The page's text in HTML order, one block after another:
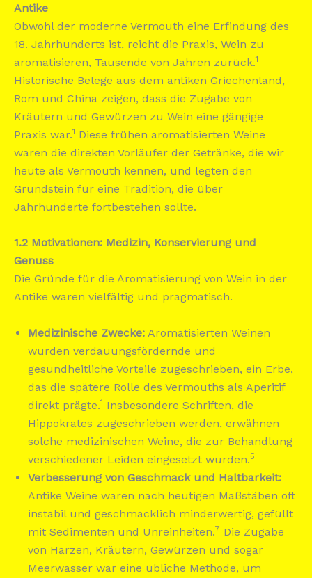
Antike
Obwohl der moderne Vermouth eine Erfindung des
18. Jahrhunderts ist, reicht die Praxis, Wein zu
aromatisieren, Tausende von Jahren zurück.1
Historische Belege aus dem antiken Griechenland,
Rom und China zeigen, dass die Zugabe von
Kräutern und Gewürzen zu Wein eine gängige
Praxis war.1 Diese frühen aromatisierten Weine
waren die direkten Vorläufer der Getränke, die wir
heute als Vermouth kennen, und legten den
Grundstein für eine Tradition, die über
Jahrhunderte fortbestehen sollte.
1.2 Motivationen: Medizin, Konservierung und
Genuss
Die Gründe für die Aromatisierung von Wein in der
Antike waren vielfältig und pragmatisch.
Medizinische Zwecke: Aromatisierten Weinen
wurden verdauungsfördernde und
gesundheitliche Vorteile zugeschrieben, ein Erbe,
das die spätere Rolle des Vermouths als Aperitif
direkt prägte.1 Insbesondere Schriften, die
Hippokrates zugeschrieben werden, erwähnen
solche medizinischen Weine, die zur Behandlung
verschiedener Leiden eingesetzt wurden.5
Verbesserung von Geschmack und Haltbarkeit:
Antike Weine waren nach heutigen Maßstäben oft
instabil und geschmacklich minderwertig, gefüllt
mit Sedimenten und Unreinheiten.7 Die Zugabe
von Harzen, Kräutern, Gewürzen und sogar
Meerwasser war eine übliche Methode, um